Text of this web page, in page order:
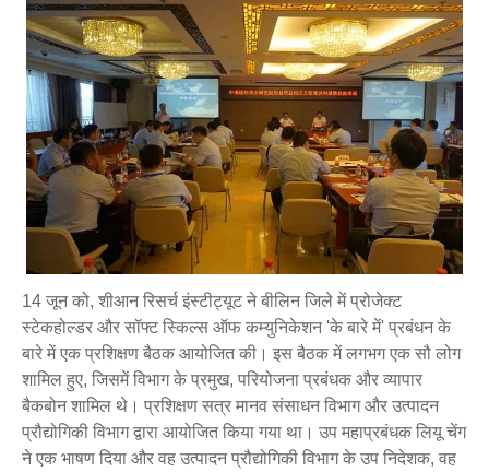
14 जून को, शीआन रिसर्च इंस्टीट्यूट ने बीलिन जिले में प्रोजेक्ट
स्टेकहोल्डर और सॉफ्ट स्किल्स ऑफ कम्युनिकेशन 'के बारे में' प्रबंधन के
बारे में एक प्रशिक्षण बैठक आयोजित की। इस बैठक में लगभग एक सौ लोग
शामिल हुए, जिसमें विभाग के प्रमुख, परियोजना प्रबंधक और व्यापार
बैकबोन शामिल थे। प्रशिक्षण सत्र मानव संसाधन विभाग और उत्पादन
प्रौद्योगिकी विभाग द्वारा आयोजित किया गया था। उप महाप्रबंधक लियू चेंग
ने एक भाषण दिया और वह उत्पादन प्रौद्योगिकी विभाग के उप निदेशक, वह